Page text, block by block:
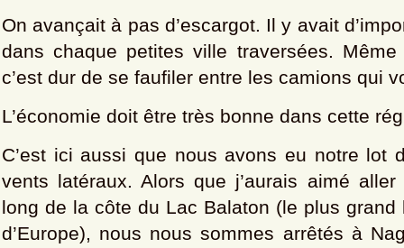
On avançait à pas d’escargot. Il y avait
dans chaque petites ville traversées.
c’est dur de se faufiler entre les camions qui
L’économie doit être très bonne dans cette
C’est ici aussi que nous avons eu notre lot
vents latéraux. Alors que j’aurais aimé
long de la côte du Lac Balaton (le plus grand
d’Europe), nous nous sommes arrêtés à